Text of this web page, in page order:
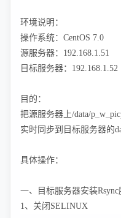
环境说明：
操作系统：CentOS 7.0
源服务器：192.168.1.51
目标服务器：192.168.1.52
目的：
把源服务器上/data/
实时同步到目标服务器的
具体操作：
一、目标服务器安装
1、关闭SELINUX